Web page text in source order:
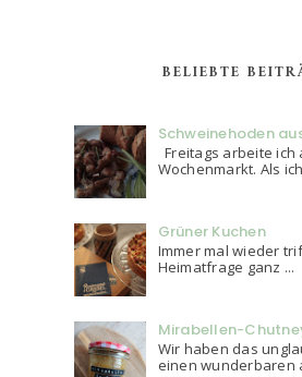
BELIEBTE
Schweinehoden
Freitags arbeite ich
Wochenmarkt. Als
Grüner Kuchen
Immer mal wieder
Heimatfrage ganz ...
Mirabellen-
Wir haben das
einen wunderbaren